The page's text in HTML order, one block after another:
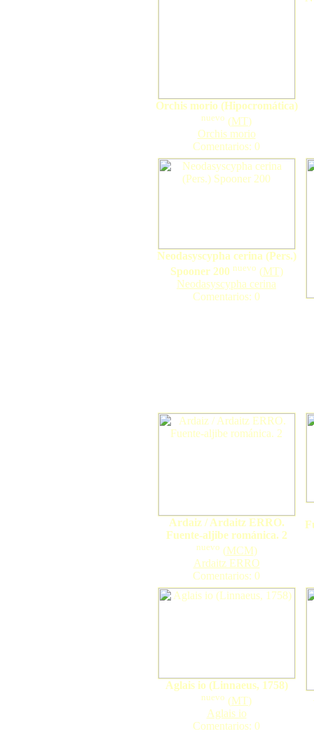
Orchis morio (Hipocromática)
nuevo (MT)
Orchis morio
Comentarios: 0
Neodasyscypha cerina (Pers.)
Spooner 200 nuevo (MT)
Neodasyscypha cerina
Comentarios: 0
Ardaiz / Ardaitz ERRO.
Fuente-aljibe románica. 2
nuevo (MCM)
Ardaitz ERRO
Comentarios: 0
Aglais io (Linnaeus, 1758)
nuevo (MT)
Aglais io
Comentarios: 0